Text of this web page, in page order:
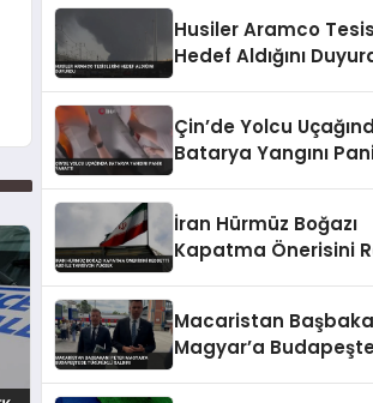
Husiler Aramco
Hedef Aldığını
Çin’de Yolcu
Batarya Yangını
İran Hürmüz Boğazı
Kapatma Önerisini
Macaristan
Magyar’a